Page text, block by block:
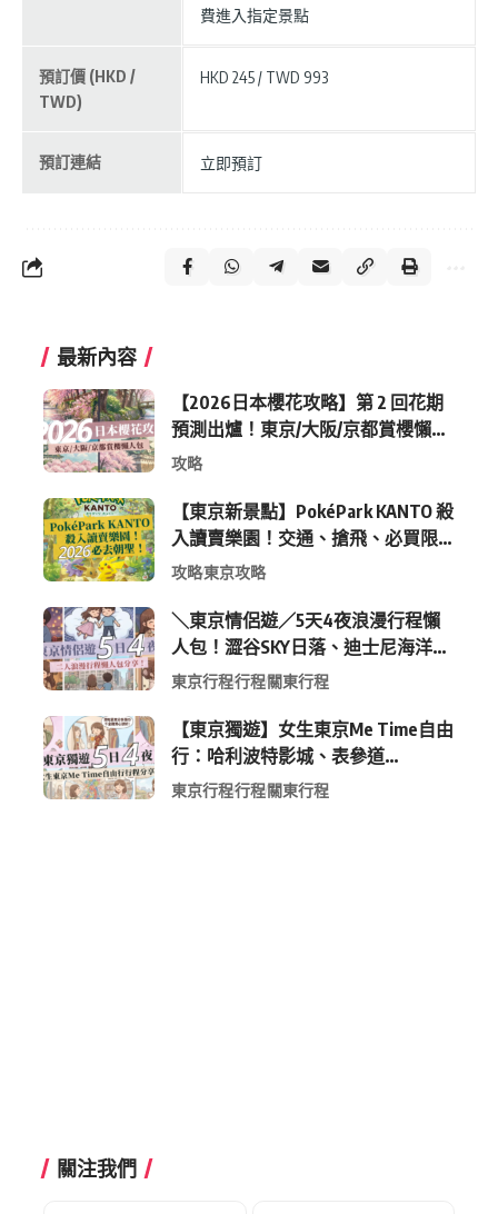
費進入指定景點
預訂價 (HKD /
TWD)
HKD 245 / TWD 993
預訂連結 立即預訂
最新內容
【2026日本櫻花攻略】第 2 回花期
預測出爐！東京/大阪/京都賞櫻懶人
包 (附最新時間表)
攻略
【東京新景點】PokéPark KANTO 殺
入讀賣樂園！交通、搶飛、必買限
定周邊全攻略
攻略東京攻略
＼東京情侶遊／5天4夜浪漫行程懶
人包！澀谷SKY日落、迪士尼海洋、
中目黑高質感咖啡廳全收錄
東京行程行程關東行程
【東京獨遊】女生東京Me Time自由
行：哈利波特影城、表參道
Shopping 與下北澤尋寶5日4夜慢活
東京行程行程關東行程
關注我們